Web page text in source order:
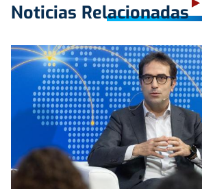
Noticias Relacionadas